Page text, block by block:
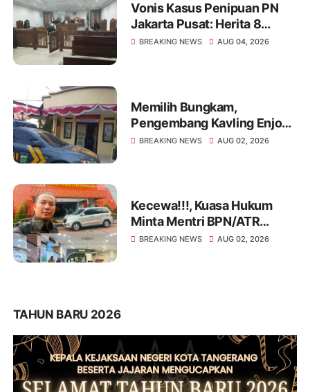
Vonis Kasus Penipuan PN
Jakarta Pusat: Herita 8
Bulan, Achmad Yulian 2
BREAKING NEWS AUG 04, 2026
Memilih Bungkam,
Pengembang Kavling Enjong
Residence Dilaporkan
BREAKING NEWS AUG 02, 2026
Kecewa!!!, Kuasa Hukum
Minta Mentri BPN/ATR
Evaluasi Kinerja Kantor
BREAKING NEWS AUG 02, 2026
TAHUN BARU 2026